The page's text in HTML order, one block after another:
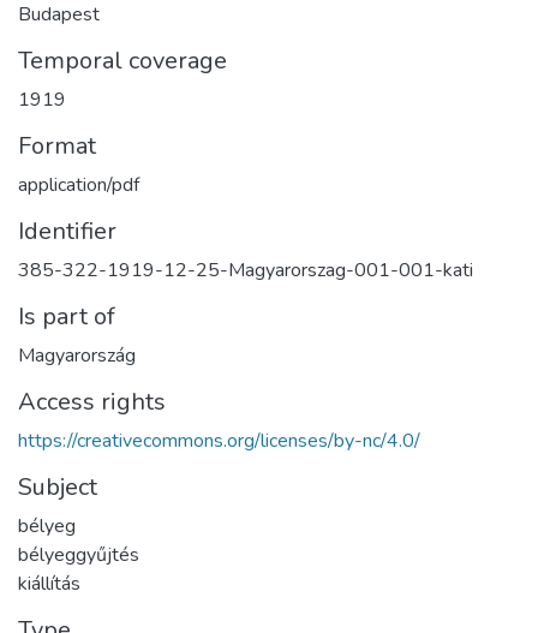
Budapest
Temporal coverage
1919
Format
application/pdf
Identifier
385-322-1919-12-25-Magyarorszag-001-001-kati
Is part of
Magyarország
Access rights
https://creativecommons.org/licenses/by-nc/4.0/
Subject
bélyeg
bélyeggyűjtés
kiállítás